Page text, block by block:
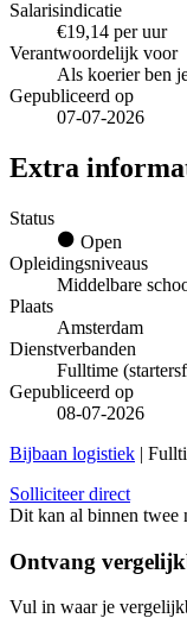
Salarisindicatie
€19,14 per uur
Verantwoordelijk voor
Als koerier ben
Gepubliceerd op
07-07-2026
Extra
Status
Open
Opleidingsniveaus
Middelbare
Plaats
Amsterdam
Dienstverbanden
Fulltime
Gepubliceerd op
08-07-2026
Bijbaan logistiek |
Solliciteer direct
Dit kan al binnen twee
Ontvang
Vul in waar je